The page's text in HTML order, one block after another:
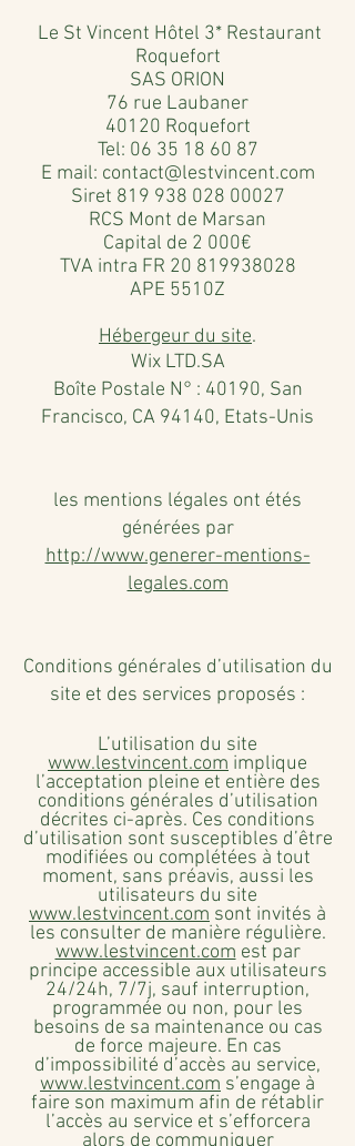
Le St Vincent Hôtel 3* Restaurant
Roquefort
SAS ORION
76 rue Laubaner
40120 Roquefort
Tel: 06 35 18 60 87
E mail: contact@lestvincent.com
Siret 819 938 028 00027
RCS Mont de Marsan
Capital de 2 000€
TVA intra FR 20 819938028
APE 5510Z
Hébergeur du site.
Wix LTD.SA
Boîte Postale N° : 40190, San
Francisco, CA 94140, Etats-Unis
les mentions légales ont étés
générées par
http://www.generer-mentions-
legales.com
Conditions générales d’utilisation du
site et des services proposés :
L’utilisation du site
www.lestvincent.com implique
l’acceptation pleine et entière des
conditions générales d’utilisation
décrites ci-après. Ces conditions
d’utilisation sont susceptibles d’être
modifiées ou complétées à tout
moment, sans préavis, aussi les
utilisateurs du site
www.lestvincent.com sont invités à
les consulter de manière régulière.
www.lestvincent.com est par
principe accessible aux utilisateurs
24/24h, 7/7j, sauf interruption,
programmée ou non, pour les
besoins de sa maintenance ou cas
de force majeure. En cas
d’impossibilité d’accès au service,
www.lestvincent.com s’engage à
faire son maximum afin de rétablir
l’accès au service et s’efforcera
alors de communiquer